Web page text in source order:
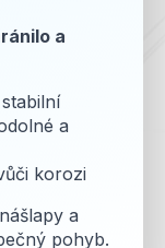
a
a
korozi
a
pohyb.